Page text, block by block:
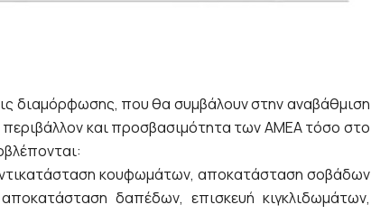
διαμόρφωσης, που θα συμβάλουν στην αναβάθμιση
περιβάλλον και προσβασιμότητα των ΑΜΕΑ τόσο στο
κουφωμάτων, αποκατάσταση σοβάδων
δαπέδων, επισκευή κιγκλιδωμάτων,